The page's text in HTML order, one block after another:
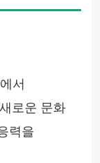
서
로운 문화
력을